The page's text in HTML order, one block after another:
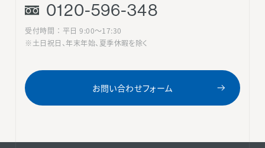
0120-596-348
受付時間 ： 平日 9:00〜17:30
※土日祝日、年末年始、夏季休暇を除く
お問い合わせフォーム